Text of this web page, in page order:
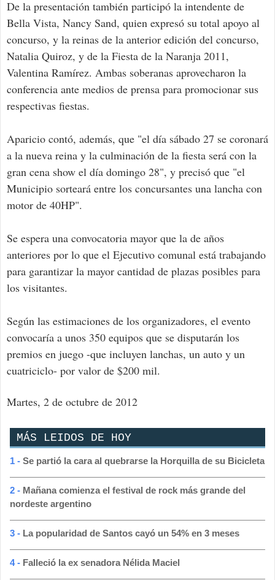
De la presentación también participó la intendente de
Bella Vista, Nancy Sand, quien expresó su total apoyo al
concurso, y la reinas de la anterior edición del concurso,
Natalia Quiroz, y de la Fiesta de la Naranja 2011,
Valentina Ramírez. Ambas soberanas aprovecharon la
conferencia ante medios de prensa para promocionar sus
respectivas fiestas.
Aparicio contó, además, que "el día sábado 27 se coronará
a la nueva reina y la culminación de la fiesta será con la
gran cena show el día domingo 28", y precisó que "el
Municipio sorteará entre los concursantes una lancha con
motor de 40HP".
Se espera una convocatoria mayor que la de años
anteriores por lo que el Ejecutivo comunal está trabajando
para garantizar la mayor cantidad de plazas posibles para
los visitantes.
Según las estimaciones de los organizadores, el evento
convocaría a unos 350 equipos que se disputarán los
premios en juego -que incluyen lanchas, un auto y un
cuatriciclo- por valor de $200 mil.
Martes, 2 de octubre de 2012
MÁS LEIDOS DE HOY
1 - Se partió la cara al quebrarse la Horquilla de su Bicicleta
2 - Mañana comienza el festival de rock más grande del
nordeste argentino
3 - La popularidad de Santos cayó un 54% en 3 meses
4 - Falleció la ex senadora Nélida Maciel